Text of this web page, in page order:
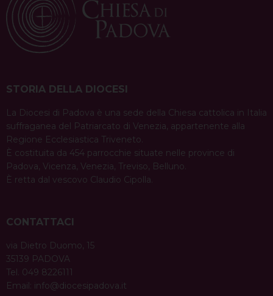
STORIA DELLA DIOCESI
La Diocesi di Padova è una sede della Chiesa cattolica in Italia
suffraganea del Patriarcato di Venezia, appartenente alla
Regione Ecclesiastica Triveneto.
È costituita da 454 parrocchie situate nelle province di
Padova, Vicenza, Venezia, Treviso, Belluno.
È retta dal vescovo Claudio Cipolla.
CONTATTACI
via Dietro Duomo, 15
35139 PADOVA
Tel. 049 8226111
Email: info@diocesipadova.it